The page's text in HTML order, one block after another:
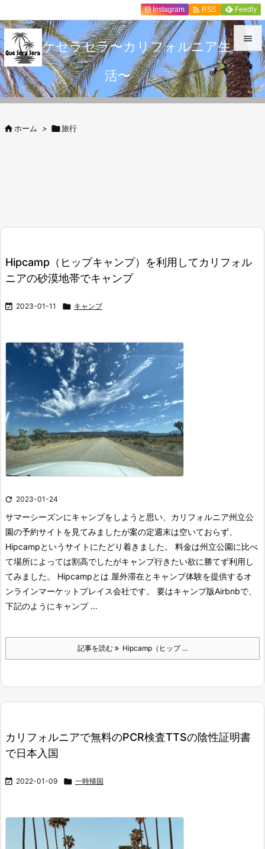
ケセラセラ〜カリフォルニア生
活〜


メニュ

サイド
Instagram  RSS Feedly
ホーム > 旅行
Hipcamp（ヒップキャンプ）を利用してカリフォル
ニアの砂漠地帯でキャンプ
 2023-01-11  キャンプ
 2023-01-24
サマーシーズンにキャンプをしようと思い、カリフォルニア州立公
園の予約サイトを見てみましたが案の定週末は空いておらず、
Hipcampというサイトにたどり着きました。 料金は州立公園に比べ
て場所によっては割高でしたがキャンプ行きたい欲に勝てず利用し
てみました。 Hipcampとは 屋外滞在とキャンプ体験を提供するオ
ンラインマーケットプレイス会社です。 要はキャンプ版Airbnbで、
下記のようにキャンプ ...
記事を読む Hipcamp（ヒップ ...
カリフォルニアで無料のPCR検査TTSの陰性証明書
で日本入国
 2022-01-09  一時帰国